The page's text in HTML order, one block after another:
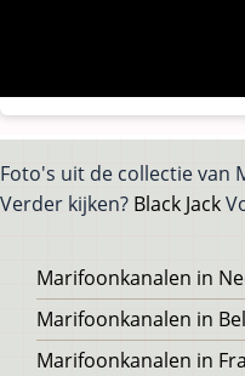
Foto's uit de collectie van
Verder kijken? Black Jack
Voet
Marifoonkanalen in
Marifoonkanalen in
Marifoonkanalen in